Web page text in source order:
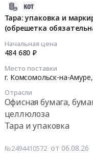
Тара: упаковка и
(обрешетка
Начальная цена
484 680 ₽
Место поставки
г. Комсомольск-на-
Отрасли
Офисная бумага,
целлюлоза
Тара и упаковка
№2494410572 от 06.08.26